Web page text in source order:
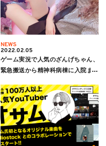
NEWS
2022.02.05
ゲーム実況で人気のざんげちゃん、
緊急搬送から精神科病棟に入院まで
なってもいいやと思ってしまった」